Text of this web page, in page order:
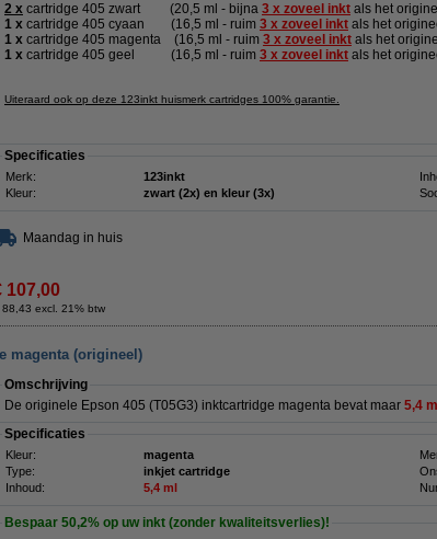
2 x cartridge 405 zwart (20,5 ml - bijna 3 x zoveel inkt als het
1 x cartridge 405 cyaan (16,5 ml - ruim 3 x zoveel inkt als het
1 x cartridge 405 magenta (16,5 ml - ruim 3 x zoveel inkt als het
1 x cartridge 405 geel (16,5 ml - ruim 3 x zoveel inkt als het
Uiteraard ook op deze 123inkt huismerk cartridges 100% garantie.
Specificaties
Merk: 123inkt
Kleur:
zwart (2x) en kleur (3x)
Maandag in huis
107,00
88,43 excl. 21% btw
magenta (origineel)
Omschrijving
De originele Epson 405 (T05G3) inktcartridge magenta bevat maar 5,4 ml
Specificaties
Kleur: magenta
Type:
inkjet cartridge
Inhoud:
5,4 ml
Bespaar 50,2% op uw inkt (zonder kwaliteitsverlies)!